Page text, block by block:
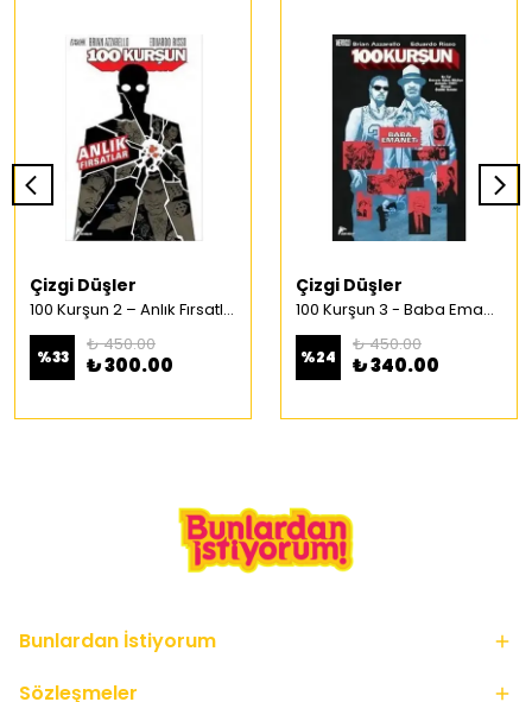
Çizgi Düşler
100 Kurşun 2 – Anlık Fırsatlar Türkçe Çizgi Roman
%33
₺ 450.00
₺ 300.00
Çizgi Düşler
100 Kurşun 3 - Baba Emaneti Türkçe Çizgi Roman
%24
₺ 450.00
₺ 340.00
Bunlardan İstiyorum
Sözleşmeler